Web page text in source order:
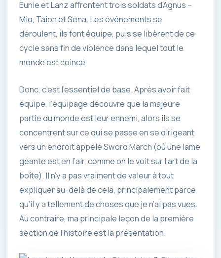
Eunie et Lanz affrontent trois soldats d’Agnus –
Mio, Taion et Sena. Les événements se
déroulent, ils font équipe, puis se libèrent de ce
cycle sans fin de violence dans lequel tout le
monde est coincé.
Donc, c’est l’essentiel de base. Après avoir fait
équipe, l’équipage découvre que la majeure
partie du monde est leur ennemi, alors ils se
concentrent sur ce qui se passe en se dirigeant
vers un endroit appelé Sword March (où une lame
géante est en l’air, comme on le voit sur l’art de la
boîte). Il n’y a pas vraiment de valeur à tout
expliquer au-delà de cela, principalement parce
qu’il y a tellement de choses que je n’ai pas vues.
Au contraire, ma principale leçon de la première
section de l’histoire est la présentation.